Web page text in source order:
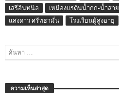
เสรีอินทนิล
เหมืองแร่ต้นน้ำกก-น้ำสาย
แสงดาว ศรัทธามั่น
โรงเรียนผู้สูงอายุ
ความเห็นล่าสุด